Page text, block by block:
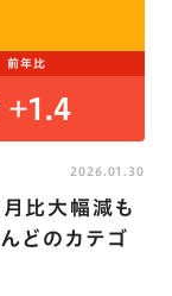
前年比
+1.4
比大幅減も
どのカテゴ
2026.01.30